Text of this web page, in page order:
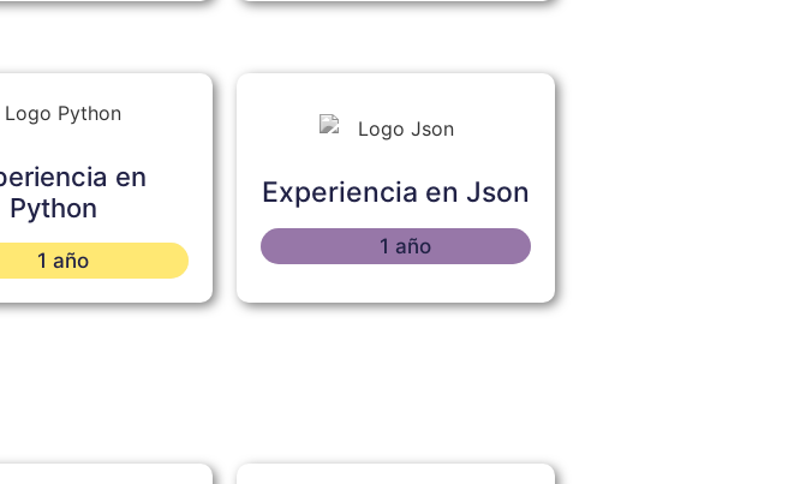
en
Python
1 año
Experiencia en Json
1 año